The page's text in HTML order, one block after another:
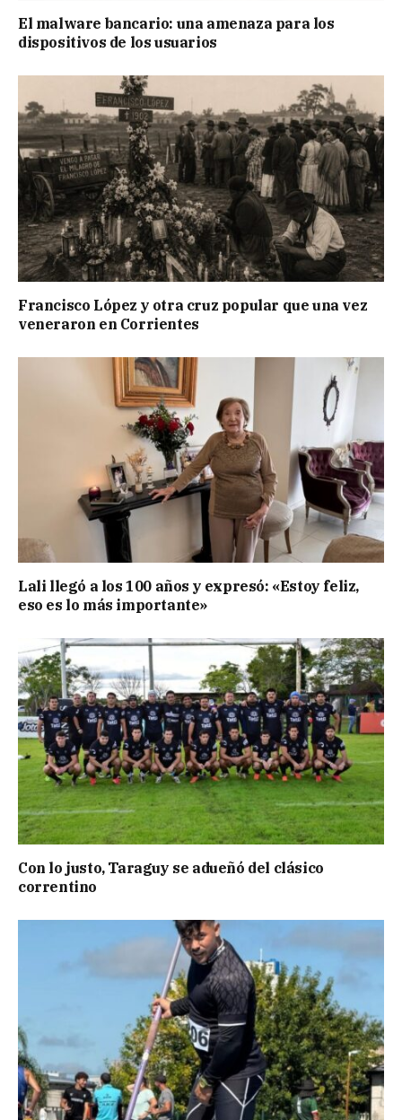
El malware bancario: una amenaza para los
dispositivos de los usuarios
Francisco López y otra cruz popular que una vez
veneraron en Corrientes
Lali llegó a los 100 años y expresó: «Estoy feliz,
eso es lo más importante»
Con lo justo, Taraguy se adueñó del clásico
correntino